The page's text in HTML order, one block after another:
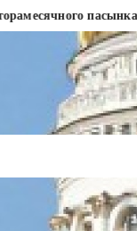
пасынка